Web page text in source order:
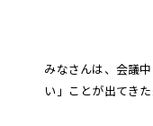
みなさんは、会議
い」ことが出てき